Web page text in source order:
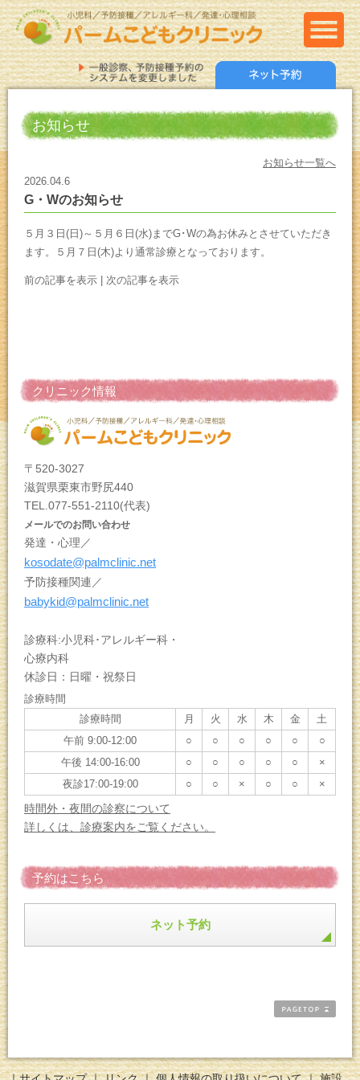
お知らせ
お知らせ一覧へ
2026.04.6
G・Wのお知らせ
５月３日(日)～５月６日(水)までG･Wの為お休みとさせていただき
ます。５月７日(木)より通常診療となっております。
前の記事を表示 次の記事を表示
クリニック情報
〒520-3027
滋賀県栗東市野尻440
TEL.077-551-2110(代表)
メールでのお問い合わせ
発達・心理／
kosodate@palmclinic.net
予防接種関連／
babykid@palmclinic.net
診療科:小児科･アレルギー科・
心療内科
休診日：日曜・祝祭日
診療時間
診療時間
月 火 水 木 金
土
午前 9:00-12:00
○ ○ ○ ○ ○
○
午後 14:00-16:00
○ ○ ○ ○ ○
×
夜診17:00-19:00
○ ○ × ○ ○ ×
時間外・夜間の診察について
詳しくは、診療案内をご覧ください。
予約はこちら
ネット予約